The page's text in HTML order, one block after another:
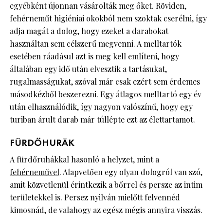
egyébként újonnan vásárolták meg őket. Röviden,
fehérneműt higiéniai okokból nem szoktak cserélni, így
adja magát a dolog, hogy ezeket a darabokat
használtan sem célszerű megvenni. A melltartók
esetében ráadásul azt is meg kell említeni, hogy
általában egy idő után elvesztik a tartásukat,
rugalmasságukat, szóval már csak ezért sem érdemes
másodkézből beszerezni. Egy átlagos melltartó egy év
után elhasználódik, így nagyon valószínű, hogy egy
turiban árult darab már túllépte ezt az élettartamot.
FÜRDŐHURÁK
A fürdőruhákkal hasonló a helyzet, mint a
fehérneművel. Alapvetően egy olyan dologról van szó,
amit közvetlenül érintkezik a bőrrel és persze az intim
területekkel is. Persez nyilván mielőtt felvennéd
kimosnád, de valahogy az egész mégis annyira visszás.